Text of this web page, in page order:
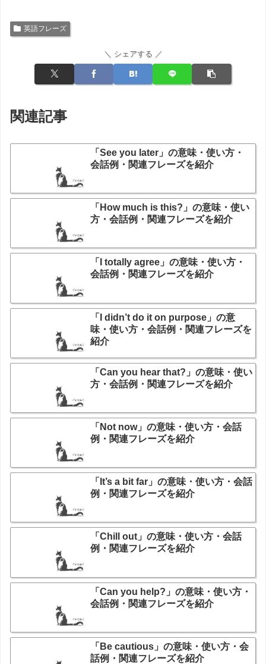
英語フレーズ
＼ シェアする ／
関連記事
「See you later」の意味・使い方・
会話例・関連フレーズを紹介
「How much is this?」の意味・使い
方・会話例・関連フレーズを紹介
「I totally agree」の意味・使い方・
会話例・関連フレーズを紹介
「I didn’t do it on purpose」の意
味・使い方・会話例・関連フレーズを
紹介
「Can you hear that?」の意味・使い
方・会話例・関連フレーズを紹介
「Not now」の意味・使い方・会話
例・関連フレーズを紹介
「It’s a bit far」の意味・使い方・会話
例・関連フレーズを紹介
「Chill out」の意味・使い方・会話
例・関連フレーズを紹介
「Can you help?」の意味・使い方・
会話例・関連フレーズを紹介
「Be cautious」の意味・使い方・会
話例・関連フレーズを紹介